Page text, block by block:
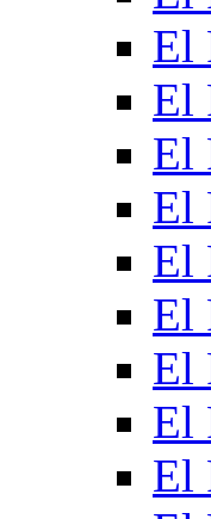
El
El
El
El
El
El
El
El
El